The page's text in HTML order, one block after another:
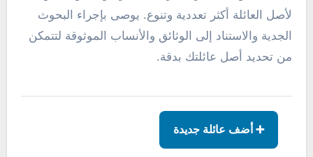
لأصل العائلة أكثر تعددية وتنوع. يوصى بإجراء البحوث
الجدية والاستناد إلى الوثائق والأنساب الموثوقة لتتمكن
من تحديد أصل عائلتك بدقة.
➕ أضف عائلة جديدة